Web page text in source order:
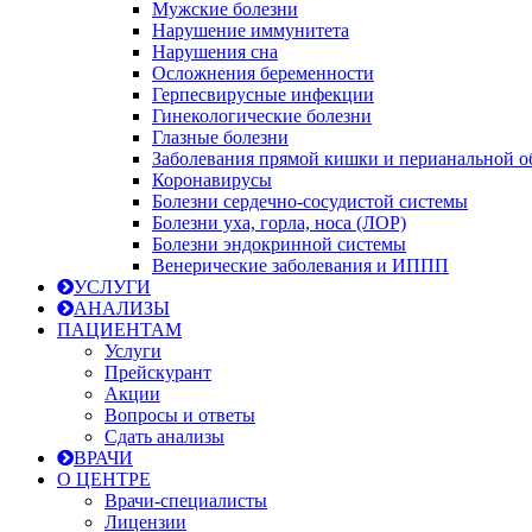
Мужские болезни
Нарушение иммунитета
Нарушения сна
Осложнения беременности
Герпесвирусные инфекции
Гинекологические болезни
Глазные болезни
Заболевания прямой кишки и перианальной
Коронавирусы
Болезни сердечно-сосудистой системы
Болезни уха, горла, носа (ЛОР)
Болезни эндокринной системы
Венерические заболевания и ИППП
УСЛУГИ
АНАЛИЗЫ
ПАЦИЕНТАМ
Услуги
Прейскурант
Акции
Вопросы и ответы
Сдать анализы
ВРАЧИ
О ЦЕНТРЕ
Врачи-специалисты
Лицензии